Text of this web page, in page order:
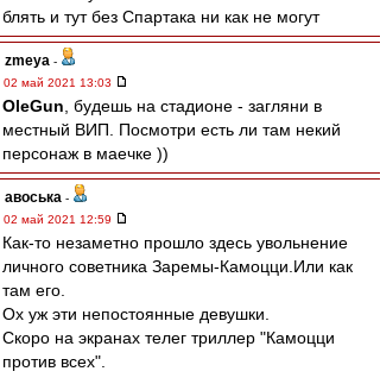
блять и тут без Спартака ни как не могут
zmeya -
02 май 2021 13:03
OleGun , будешь на стадионе - загляни в
местный ВИП. Посмотри есть ли там некий
персонаж в маечке ))
авоська -
02 май 2021 12:59
Как-то незаметно прошло здесь увольнение
личного советника Заремы-Камоцци.Или как
там его.
Ох уж эти непостоянные девушки.
Скоро на экранах телег триллер "Камоцци
против всех".